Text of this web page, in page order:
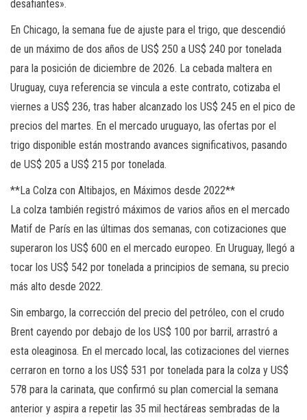
desafiantes».
En Chicago, la semana fue de ajuste para el trigo, que descendió
de un máximo de dos años de US$ 250 a US$ 240 por tonelada
para la posición de diciembre de 2026. La cebada maltera en
Uruguay, cuya referencia se vincula a este contrato, cotizaba el
viernes a US$ 236, tras haber alcanzado los US$ 245 en el pico de
precios del martes. En el mercado uruguayo, las ofertas por el
trigo disponible están mostrando avances significativos, pasando
de US$ 205 a US$ 215 por tonelada.
**La Colza con Altibajos, en Máximos desde 2022**
La colza también registró máximos de varios años en el mercado
Matif de París en las últimas dos semanas, con cotizaciones que
superaron los US$ 600 en el mercado europeo. En Uruguay, llegó a
tocar los US$ 542 por tonelada a principios de semana, su precio
más alto desde 2022.
Sin embargo, la corrección del precio del petróleo, con el crudo
Brent cayendo por debajo de los US$ 100 por barril, arrastró a
esta oleaginosa. En el mercado local, las cotizaciones del viernes
cerraron en torno a los US$ 531 por tonelada para la colza y US$
578 para la carinata, que confirmó su plan comercial la semana
anterior y aspira a repetir las 35 mil hectáreas sembradas de la